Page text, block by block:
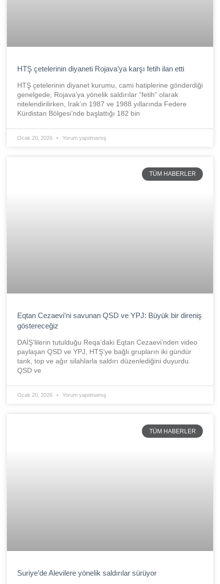
HTŞ çetelerinin diyaneti Rojava’ya karşı fetih ilan etti
HTŞ çetelerinin diyanet kurumu, cami hatiplerine gönderdiği
genelgede, Rojava’ya yönelik saldırılar “fetih” olarak
nitelendirilirken, Irak’ın 1987 ve 1988 yıllarında Federe
Kürdistan Bölgesi’nde başlattığı 182 bin
Ocak 20, 2026 Yorum yapılmamış
TÜM HABERLER
Eqtan Cezaevi’ni savunan QSD ve YPJ: Büyük bir direniş
göstereceğiz
DAİŞ’lilerin tutulduğu Reqa’daki Eqtan Cezaevi’nden video
paylaşan QSD ve YPJ, HTŞ’ye bağlı grupların iki gündür
tank, top ve ağır silahlarla saldırı düzenlediğini duyurdu.
QSD ve
Ocak 20, 2026 Yorum yapılmamış
TÜM HABERLER
Suriye’de Alevilere yönelik saldırılar sürüyor